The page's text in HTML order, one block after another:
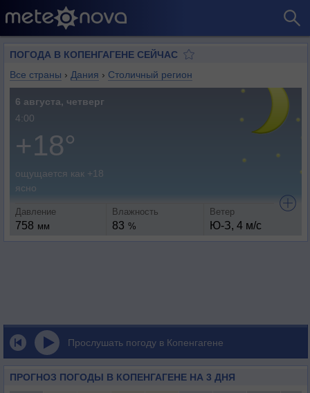
ПОГОДА В КОПЕНГАГЕНЕ СЕЙЧАС
Все страны › Дания › Столичный регион
6 августа, четверг
4:00
+18°
ощущается как +18
ясно
Давление
758 мм
Влажность
83 %
Ветер
Ю-З, 4 м/с
Прослушать погоду в Копенгагене
ПРОГНОЗ ПОГОДЫ В КОПЕНГАГЕНЕ НА 3 ДНЯ